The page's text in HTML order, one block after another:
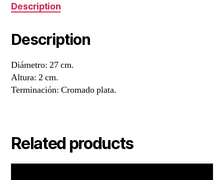
Description
Description
Diámetro: 27 cm.
Altura: 2 cm.
Terminación: Cromado plata.
Related products